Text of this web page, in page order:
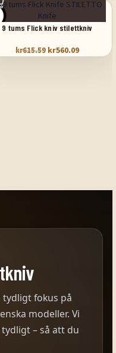
9 tums Flick kniv stilettkniv
kr615.59 kr560.09
tydligt fokus på
modeller. Vi
– så att du